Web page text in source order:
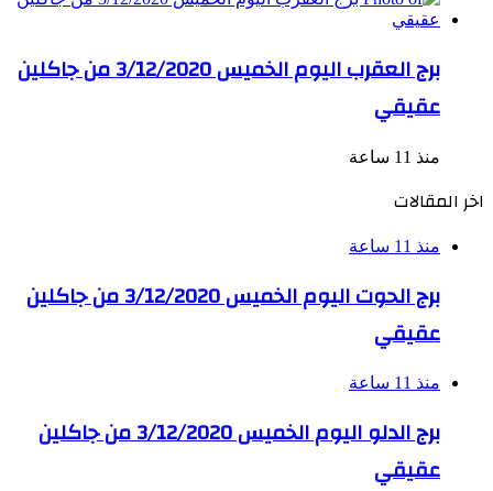
برج العقرب اليوم الخميس 3/12/2020 من جاكلين
عقيقي
منذ 11 ساعة
اخر المقالات
منذ 11 ساعة
برج الحوت اليوم الخميس 3/12/2020 من جاكلين
عقيقي
منذ 11 ساعة
برج الدلو اليوم الخميس 3/12/2020 من جاكلين
عقيقي